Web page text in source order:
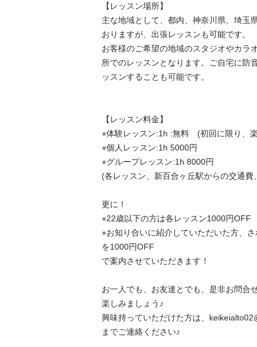
【レッスン場所】
主な地域として、都内、神奈川県、埼玉
おりますが、出張レッスンも可能です。
お客様のご希望の地域のスタジオやカラ
所でのレッスンとなります。ご自宅に防
ッスンすることも可能です。
【レッスン料金】
⭐︎体験レッスン:1h :無料　(初回に限り、
⭐︎個人レッスン:1h 5000円
⭐︎グループレッスン:1h 8000円
(各レッスン、新百合ヶ丘駅からの交通
更に！
⭐︎22歳以下の方は各レッスン1000円OFF
⭐︎お知り合いに紹介していただいた方、
を1000円OFF
で案内させていただきます！
お一人でも、お友達とでも、是非お問合
楽しみましょう♪
興味持っていただけた方は、
までご連絡ください♪